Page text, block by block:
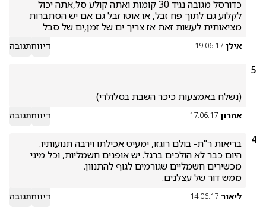
מציאותית לעשות זאת אז צריך ים של זמן,ים של סבל
אילן 19.06.17 דיווחתגובה
5
(נשלח באמצעות כיכר השבת בסלולרי)
אהרון 17.06.17 דיווחתגובה
4
ממש דור של עצלנים.
ליאור 14.06.17 דיווחתגובה